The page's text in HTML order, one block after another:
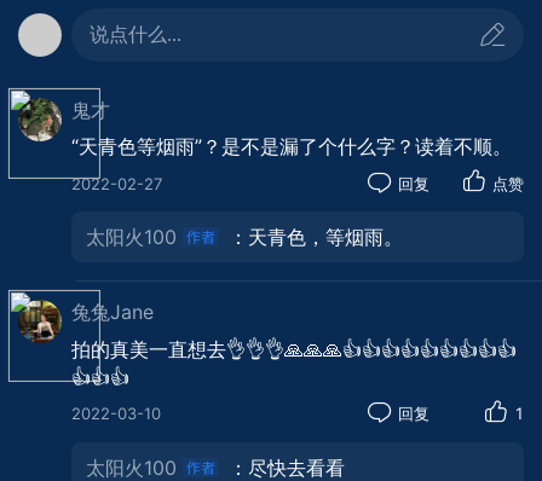
青山如黛，烟雨迷蒙，特别有“天青色等烟雨”的
说点什么...
鬼才
“天青色等烟雨”？是不是漏了个什么字？读着不顺。
2022-02-27 回复 点赞
太阳火100 ：天青色，等烟雨。
兔兔Jane
拍的真美一直想去👌👌👌🙏🙏🙏👍👍👍👍👍👍👍👍👍
👍👍👍
2022-03-10 回复 1
太阳火100 ：尽快去看看